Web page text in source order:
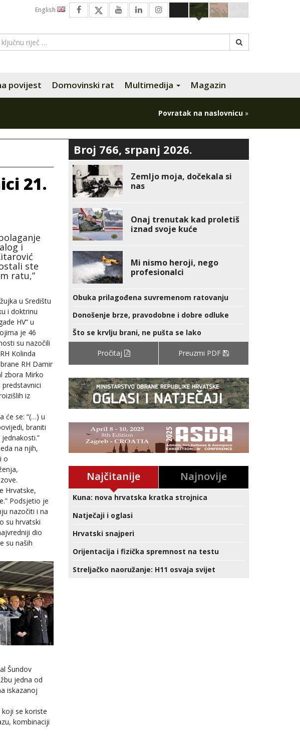
English
povijest Domovinski rat Multimedija Magazin
Povratak na naslovnicu »
21.
i
ste
ratu,”
u Središtu
i doktrinu
HV” u
je 46
su nazočili
Kolinda
RH Damir
zbora Mirko
predstavnici
iz
će se: “(…) u
braniti
na njih,
o
Hrvatske,
Podsjetio je
nazočiti i na
su hrvatski
dio
su naših
Šundov
jedna od
iskazanoj
koji se koriste
kombinaciji
Broj 766, srpanj 2026.
Zemljo moja, dočekala si
nas
Onaj trenutak kad proletiš
iznad svoje kuće
Mi nismo heroji, nego
profesionalci
Obuka prilagođena suvremenom ratovanju
Donošenje brze, pravodobne i dobre odluke
Što se krvlju brani, ne pušta se lako
Pročitaj Preuzmi PDF
Najčitanije Najnovije
Kuna: nova hrvatska kratka strojnica
Natječaji i oglasi
Hrvatski snajperi
Orijentacija i fizička spremnost na testu
Streljačko naoružanje: H11 osvaja svijet